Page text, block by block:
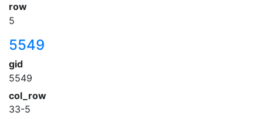
row
5
5549
gid
5549
col_row
33-5